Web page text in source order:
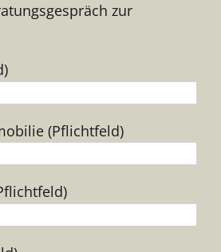
zur
(Pflichtfeld)